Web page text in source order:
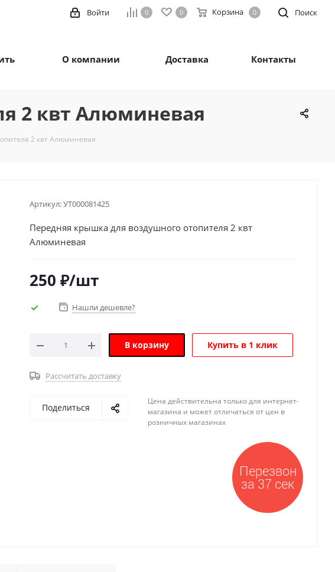
Поиск
0 0 Корзина 0
Войти
О компании Доставка Контакты
2 квт Алюминевая
2 квт Алюминевая
Артикул:УТ000081425
Передняя крышка для воздушного отопителя 2 квт
Алюминевая
250 ₽/шт
Нашли дешевле?
В корзину Купить в 1 клик
Рассчитать доставку
Поделиться
Цена действительна только для интернет-
магазина и может отличаться от цен в
розничных магазинах
Перезвон
за 37 сек